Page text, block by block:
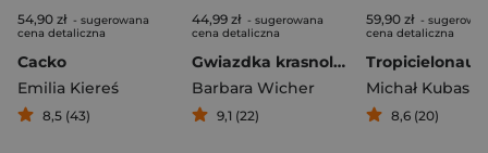
54,90 zł - sugerowana
cena detaliczna
Cacko
Emilia Kiereś
8,5 (43)
44,99 zł - sugerowana
cena detaliczna
Gwiazdka krasnoludków
Barbara Wicher
9,1 (22)
59,90 zł -
cena detaliczna
Michał Kubas
8,6 (20)